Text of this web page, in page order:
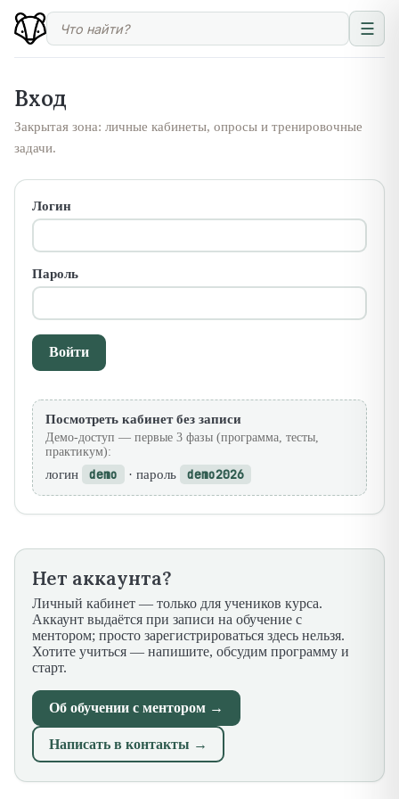
☰
Вход
Закрытая зона: личные кабинеты, опросы и тренировочные
задачи.
Логин
Пароль
Войти
Посмотреть кабинет без записи
Демо-доступ — первые 3 фазы (программа, тесты,
практикум):
логин demo · пароль demo2026
Нет аккаунта?
Личный кабинет — только для учеников курса.
Аккаунт выдаётся при записи на обучение с
ментором; просто зарегистрироваться здесь нельзя.
Хотите учиться — напишите, обсудим программу и
старт.
Об обучении с ментором →
Написать в контакты →